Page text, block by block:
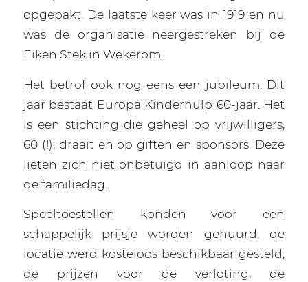
opgepakt. De laatste keer was in 1919 en nu
was de organisatie neergestreken bij de
Eiken Stek in Wekerom.
Het betrof ook nog eens een jubileum. Dit
jaar bestaat Europa Kinderhulp 60-jaar. Het
is een stichting die geheel op vrijwilligers,
60 (!), draait en op giften en sponsors. Deze
lieten zich niet onbetuigd in aanloop naar
de familiedag.
Speeltoestellen konden voor een
schappelijk prijsje worden gehuurd, de
locatie werd kosteloos beschikbaar gesteld,
de prijzen voor de verloting, de